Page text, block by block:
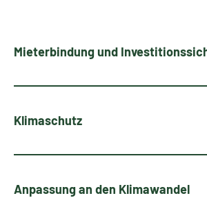
Mieterbindung und
Klimaschutz
Anpassung an den Klimawandel